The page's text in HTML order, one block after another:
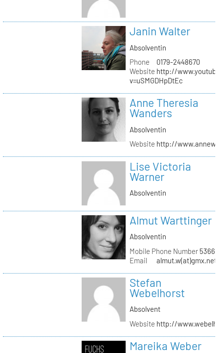
Janin Walter
Absolventin
Phone
0179-2448670
Website http://
v=uSMGDHpDtEc
Anne Theresia
Wanders
Absolventin
Website http://
Lise Victoria
Warner
Absolventin
Almut Warttinger
Absolventin
Mobile Phone Number
Email
almut.w(at)gmx.net
Stefan
Webelhorst
Absolvent
Website http://
Mareika Weber